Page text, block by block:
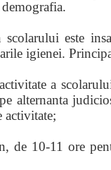
scolarului este
igienei.
a
alternanta
activitate;
de 10-11 ore